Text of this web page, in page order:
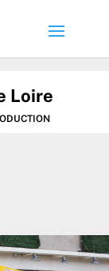
Loire